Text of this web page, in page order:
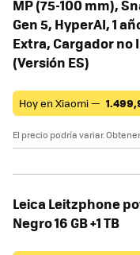
MP (75-100 mm),
Gen 5, HyperAI, 1
Extra, Cargador no
(Versión ES)
Hoy en Xiaomi —
El precio podría variar.
Leica Leitzphone
Negro 16 GB +1 TB